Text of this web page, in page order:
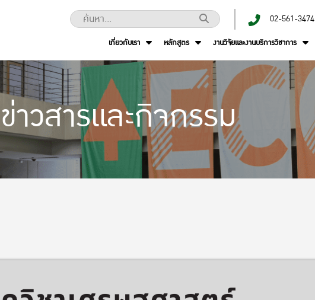
02-561-3474
เกี่ยวกับเรา
หลักสูตร งานวิจัยและงานบริการวิชาการ
ข่าวสารและกิจกรรม